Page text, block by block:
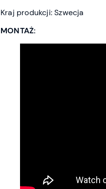
Kraj produkcji: Szwecja
MONTAŻ: